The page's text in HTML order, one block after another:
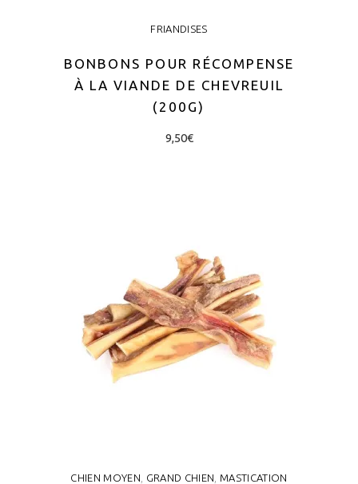
FRIANDISES
BONBONS POUR RÉCOMPENSE
À LA VIANDE DE CHEVREUIL
(200G)
9,50€
CHIEN MOYEN GRAND CHIEN MASTICATION